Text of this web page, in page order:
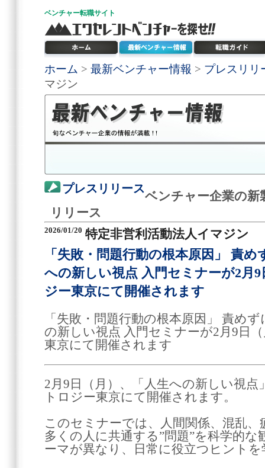
ベンチャー転職サイト
ホーム > 最新ベンチャー情報 > プレスリリ
マジン
プレスリリース
ベンチャー企業の新
リリース
2026/01/20 特定非営利活動法人イマジン
「失敗・問題行動の根本原因」 責
への新しい視点 入門セミナーが2月
ジー東京にて開催されます
「失敗・問題行動の根本原因」 責め
の新しい視点 入門セミナーが2月9日
東京にて開催されます
2月9日（月）、「人生への新しい視
トロジー東京にて開催されます。
このセミナーでは、人間関係、混乱
多くの人に共通する”問題”を科学的
ーマが異なり、日常に役立つヒント